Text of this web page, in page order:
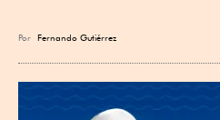
Por Fernando Gutiérrez